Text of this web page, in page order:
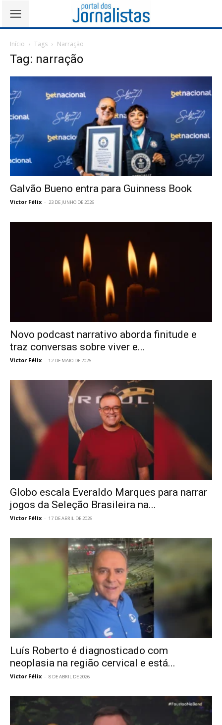
Início Tags Narração
Tag: narração
Galvão Bueno entra para Guinness Book
Victor Félix - 23 DE JUNHO DE 2026
Novo podcast narrativo aborda finitude e
traz conversas sobre viver e...
Victor Félix - 12 DE MAIO DE 2026
Globo escala Everaldo Marques para narrar
jogos da Seleção Brasileira na...
Victor Félix - 17 DE ABRIL DE 2026
Luís Roberto é diagnosticado com
neoplasia na região cervical e está...
Victor Félix - 8 DE ABRIL DE 2026